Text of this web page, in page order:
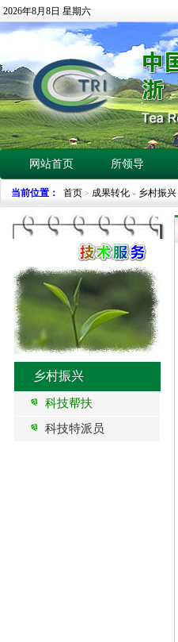
2026年8月8日 星期六
网站首页 所领导
当前位置： 首页 > 成果转化 » 乡村振兴
乡村振兴
科技帮扶
科技特派员